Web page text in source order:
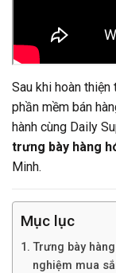
Sau khi hoàn
phần mềm bán
hành cùng Daily
trưng bày hàng
Minh.
Mục lục
Trưng bày
nghiệm mua